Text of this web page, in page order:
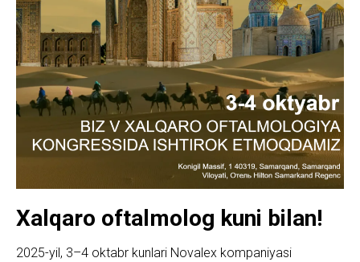
Xalqaro oftalmolog kuni bilan!
2025-yil, 3–4 oktabr kunlari Novalex kompaniyasi